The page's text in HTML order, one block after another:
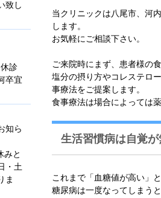
当クリニックは八尾市、河
します。
お気軽にご相談下さい。
ご来院時にまず、患者様の
塩分の摂り方やコレステロ
事療法をご提案します。
食事療法は場合によっては
生活習慣病は自覚
これまで「血糖値が高い」
糖尿病は一度なってしまう
致し
診
卒宜
知ら
みと
・土
ま